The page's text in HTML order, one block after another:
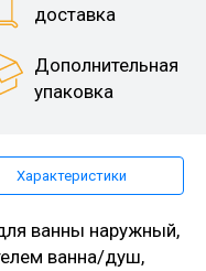
доставка
Дополнительная
упаковка
Характеристики
ванны наружный,
ванна/душ,